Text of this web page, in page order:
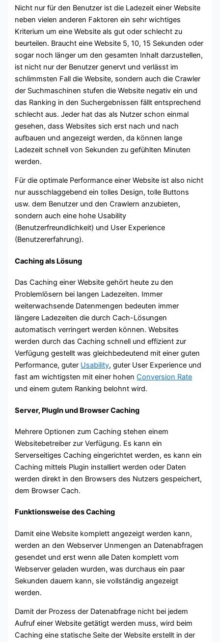
Nicht nur für den Benutzer ist die Ladezeit einer Website
neben vielen anderen Faktoren ein sehr wichtiges
Kriterium um eine Website als gut oder schlecht zu
beurteilen. Braucht eine Website 5, 10, 15 Sekunden oder
sogar noch länger um den gesamten Inhalt darzustellen,
ist nicht nur der Benutzer genervt und verlässt im
schlimmsten Fall die Website, sondern auch die Crawler
der Suchmaschinen stufen die Website negativ ein und
das Ranking in den Suchergebnissen fällt entsprechend
schlecht aus. Jeder hat das als Nutzer schon einmal
gesehen, dass Websites sich erst nach und nach
aufbauen und angezeigt werden, da können lange
Ladezeit schnell von Sekunden zu gefühlten Minuten
werden.
Für die optimale Performance einer Website ist also nicht
nur ausschlaggebend ein tolles Design, tolle Buttons
usw. dem Benutzer und den Crawlern anzubieten,
sondern auch eine hohe Usability
(Benutzerfreundlichkeit) und User Experience
(Benutzererfahrung).
Caching als Lösung
Das Caching einer Website gehört heute zu den
Problemlösern bei langen Ladezeiten. Immer
weiterwachsende Datenmengen bedeuten immer
längere Ladezeiten die durch Cach-Lösungen
automatisch verringert werden können. Websites
werden durch das Caching schnell und effizient zur
Verfügung gestellt was gleichbedeutend mit einer guten
Performance, guter Usability, guter User Experience und
fast am wichtigsten mit einer hohenConversion Rate
und einem gutem Ranking belohnt wird.
Server, PlugIn und Browser Caching
Mehrere Optionen zum Caching stehen einem
Websitebetreiber zur Verfügung. Es kann ein
Serverseitiges Caching eingerichtet werden, es kann ein
Caching mittels Plugin installiert werden oder Daten
werden direkt in den Browsers des Nutzers gespeichert,
dem Browser Cach.
Funktionsweise des Caching
Damit eine Website komplett angezeigt werden kann,
werden an den Webserver Unmengen an Datenabfragen
gesendet und erst wenn alle Daten komplett vom
Webserver geladen wurden, was durchaus ein paar
Sekunden dauern kann, sie vollständig angezeigt
werden.
Damit der Prozess der Datenabfrage nicht bei jedem
Aufruf einer Website getätigt werden muss, wird beim
Caching eine statische Seite der Website erstellt in der